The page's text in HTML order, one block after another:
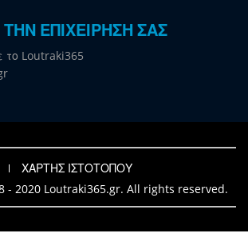
ΕΠΙΧΕΙΡΗΣΗ ΣΑΣ
το Loutraki365
ΧΑΡΤΗΣ ΙΣΤΟΤΟΠΟΥ
- 2020 Loutraki365.gr. All rights reserved.